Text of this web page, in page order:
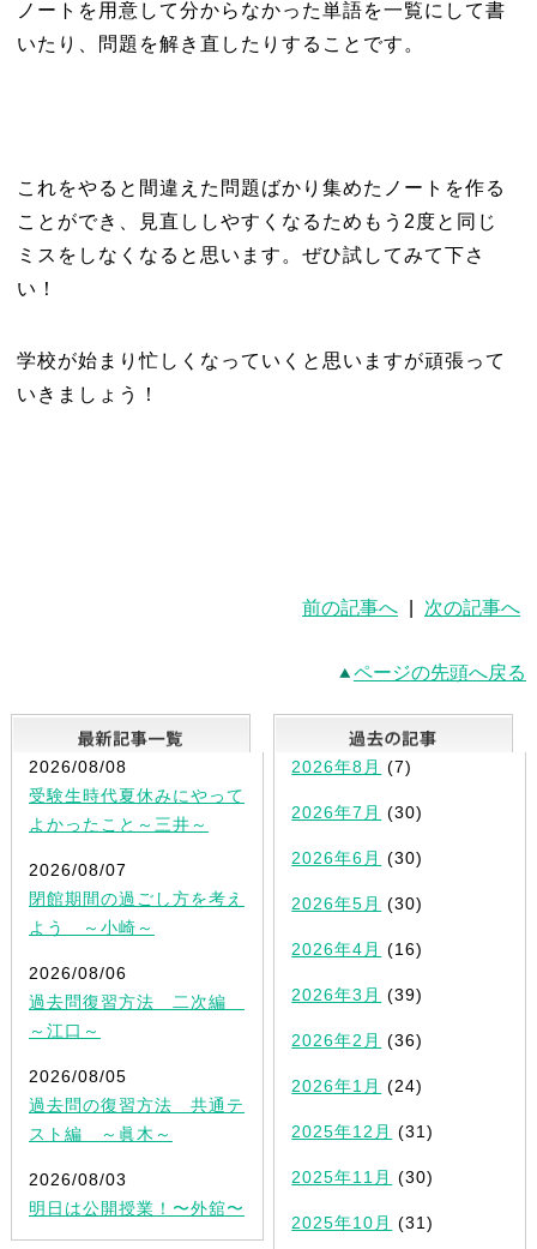
ノートを用意して分からなかった単語を一覧にして書
いたり、問題を解き直したりすることです。
これをやると間違えた問題ばかり集めたノートを作る
ことができ、見直ししやすくなるためもう2度と同じ
ミスをしなくなると思います。ぜひ試してみて下さ
い！
学校が始まり忙しくなっていくと思いますが頑張って
いきましょう！
前の記事へ 次の記事へ
ページの先頭へ戻る
最新記事一覧
2026/08/08
受験生時代夏休みにやって
よかったこと～三井～
2026/08/07
閉館期間の過ごし方を考え
よう ～小崎～
2026/08/06
過去問復習方法 二次編
～江口～
2026/08/05
過去問の復習方法 共通テ
スト編 ～眞木～
2026/08/03
明日は公開授業！〜外舘〜
2026年8月 (7)
2026年7月 (30)
2026年6月 (30)
2026年5月 (30)
2026年4月 (16)
2026年3月 (39)
2026年2月 (36)
2026年1月 (24)
2025年12月 (31)
2025年11月 (30)
2025年10月 (31)